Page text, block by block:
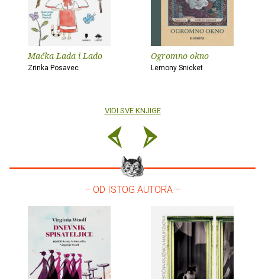
Mačka Lada i Lado
Zrinka Posavec
Ogromno okno
Lemony Snicket
VIDI SVE KNJIGE
– OD ISTOG AUTORA –